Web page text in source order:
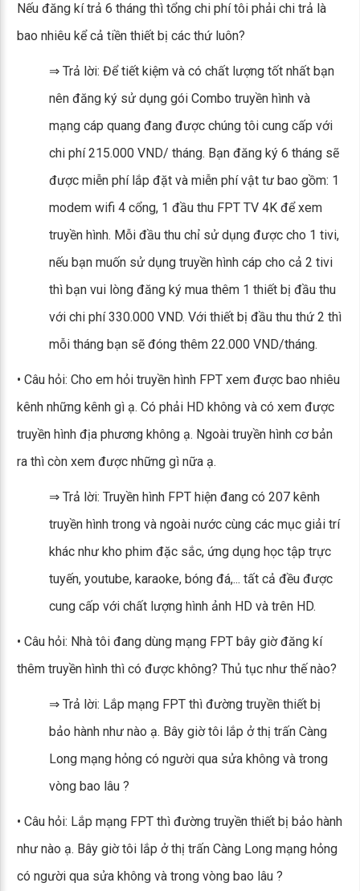
Nếu đăng kí trả 6 tháng thì tổng chi phí tôi phải chi trả là
bao nhiêu kể cả tiền thiết bị các thứ luôn?
⇒ Trả lời: Để tiết kiệm và có chất lượng tốt nhất bạn
nên đăng ký sử dụng gói Combo truyền hình và
mạng cáp quang đang được chúng tôi cung cấp với
chi phí 215.000 VND/ tháng. Bạn đăng ký 6 tháng sẽ
được miễn phí lắp đặt và miễn phí vật tư bao gồm: 1
modem wifi 4 cổng, 1 đầu thu FPT TV 4K để xem
truyền hình. Mỗi đầu thu chỉ sử dụng được cho 1 tivi,
nếu bạn muốn sử dụng truyền hình cáp cho cả 2 tivi
thì bạn vui lòng đăng ký mua thêm 1 thiết bị đầu thu
với chi phí 330.000 VND. Với thiết bị đầu thu thứ 2 thì
mỗi tháng bạn sẽ đóng thêm 22.000 VND/tháng.
• Câu hỏi: Cho em hỏi truyền hình FPT xem được bao nhiêu
kênh những kênh gì ạ. Có phải HD không và có xem được
truyền hình địa phương không ạ. Ngoài truyền hình cơ bản
ra thì còn xem được những gì nữa ạ.
⇒ Trả lời: Truyền hình FPT hiện đang có 207 kênh
truyền hình trong và ngoài nước cùng các mục giải trí
khác như kho phim đặc sắc, ứng dụng học tập trực
tuyến, youtube, karaoke, bóng đá,... tất cả đều được
cung cấp với chất lượng hình ảnh HD và trên HD.
• Câu hỏi: Nhà tôi đang dùng mạng FPT bây giờ đăng kí
thêm truyền hình thì có được không? Thủ tục như thế nào?
⇒ Trả lời: Lắp mạng FPT thì đường truyền thiết bị
bảo hành như nào ạ. Bây giờ tôi lắp ở thị trấn Càng
Long mạng hỏng có người qua sửa không và trong
vòng bao lâu ?
• Câu hỏi: Lắp mạng FPT thì đường truyền thiết bị bảo hành
như nào ạ. Bây giờ tôi lắp ở thị trấn Càng Long mạng hỏng
có người qua sửa không và trong vòng bao lâu ?